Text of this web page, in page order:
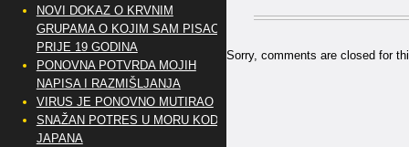
Sorry, comments are closed for
NOVI DOKAZ O KRVNIM
GRUPAMA O KOJIM SAM PISAO
PRIJE 19 GODINA
PONOVNA POTVRDA MOJIH
NAPISA I RAZMIŠLJANJA
VIRUS JE PONOVNO MUTIRAO
SNAŽAN POTRES U MORU KOD
JAPANA